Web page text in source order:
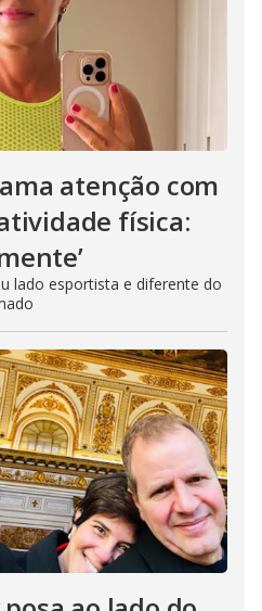
atenção com
física:
lado esportista e diferente do